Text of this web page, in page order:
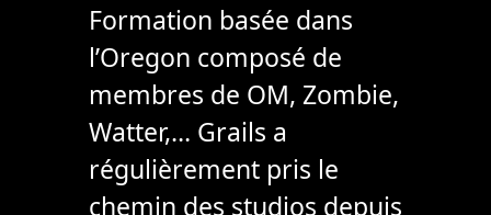
Formation basée dans
l’Oregon composé de
membres de OM, Zombie,
Watter,… Grails a
régulièrement pris le
chemin des studios depuis